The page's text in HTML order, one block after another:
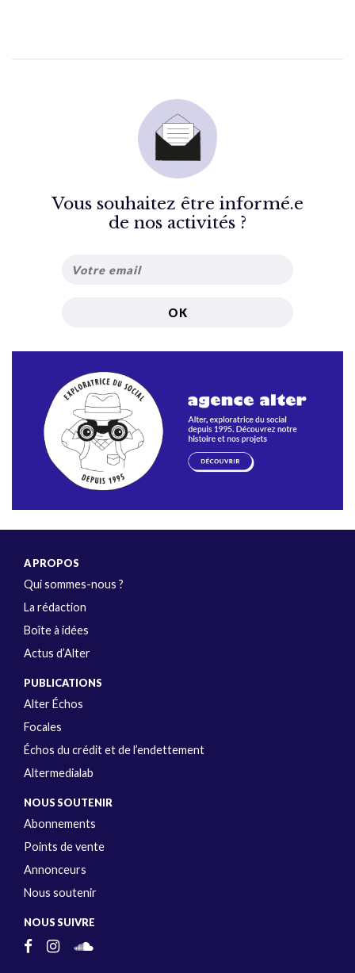
Vous souhaitez être informé.e
de nos activités ?
A PROPOS
Qui sommes-nous ?
La rédaction
Boîte à idées
Actus d’Alter
PUBLICATIONS
Alter Échos
Focales
Échos du crédit et de l’endettement
Altermedialab
NOUS SOUTENIR
Abonnements
Points de vente
Annonceurs
Nous soutenir
NOUS SUIVRE